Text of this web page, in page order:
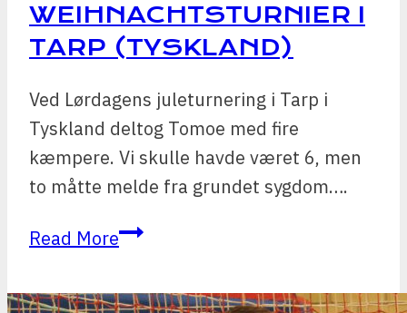
WEIHNACHTSTURNIER I
TARP (TYSKLAND)
Ved Lørdagens juleturnering i Tarp i
Tyskland deltog Tomoe med fire
kæmpere. Vi skulle havde været 6, men
to måtte melde fra grundet sygdom….
Read MoreWeihnachtsturnier
Tarp